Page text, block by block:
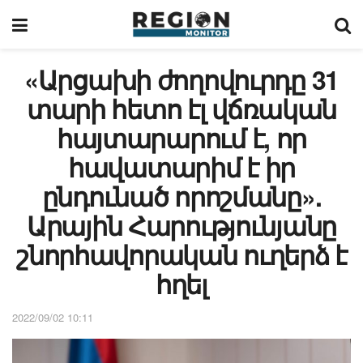
«Արցախի ժողովուրդը 31
տարի հետո էլ վճռական
հայտարարում է, որ
հավատարիմ է իր
ընդունած որոշմանը».
Արային Հարությունյանը
շնորհավորական ուղերձ է
հղել
2022/09/02 10:11